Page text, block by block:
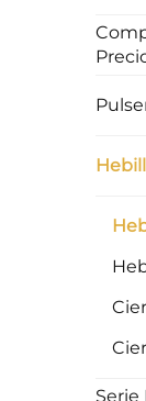
Serie